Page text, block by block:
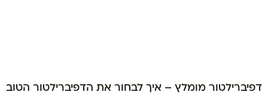
דפיברילטור מומלץ – איך לבחור את הדפיברילטור הטוב